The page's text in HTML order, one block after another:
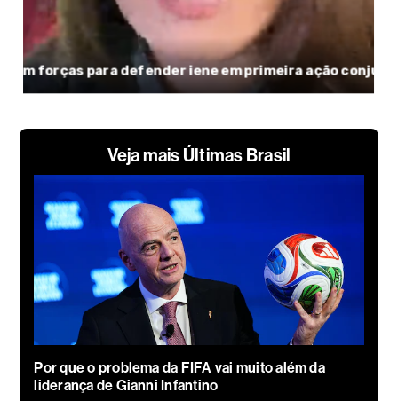
Veja mais Últimas Brasil
Por que o problema da FIFA vai muito além da
liderança de Gianni Infantino